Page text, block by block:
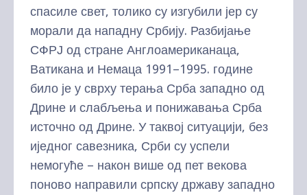
спасиле свет, толико су изгубили јер су
морали да нападну Србију. Разбијање
СФРЈ од стране Англоамериканаца,
Ватикана и Немаца 1991–1995. године
било је у сврху терања Срба западно од
Дрине и слабљења и понижавања Срба
источно од Дрине. У таквој ситуацији, без
иједног савезника, Срби су успели
немогуће – након више од пет векова
поново направили српску државу западно